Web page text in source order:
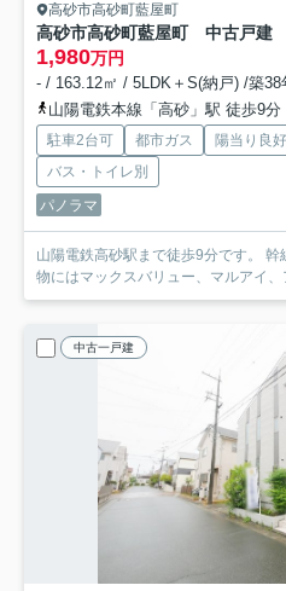
高砂市高砂町藍屋町
高砂市高砂町藍屋町 中古戸建
1,980万円
- / 163.12㎡ / 5LDK＋S(納戸) /築38
山陽電鉄本線「高砂」駅 徒歩9分
駐車2台可 都市ガス 陽当り良好
バス・トイレ別
パノラマ
山陽電鉄高砂駅まで徒歩9分です。
物にはマックスバリュー、マルアイ
中古一戸建